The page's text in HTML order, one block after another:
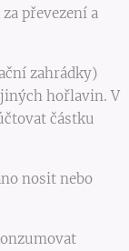
převezení a
zahrádky)
hořlavin. V
částku
nosit nebo